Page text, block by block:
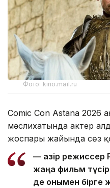
Фото: kino.mail.ru
Comic Con Astana 2026
мәслихатында актер
жоспары жайында сөз
— Қазір режиссер
жаңа фильм
де онымен бірге